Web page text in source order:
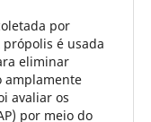
por
é usada
eliminar
amplamente
avaliar os
por meio do